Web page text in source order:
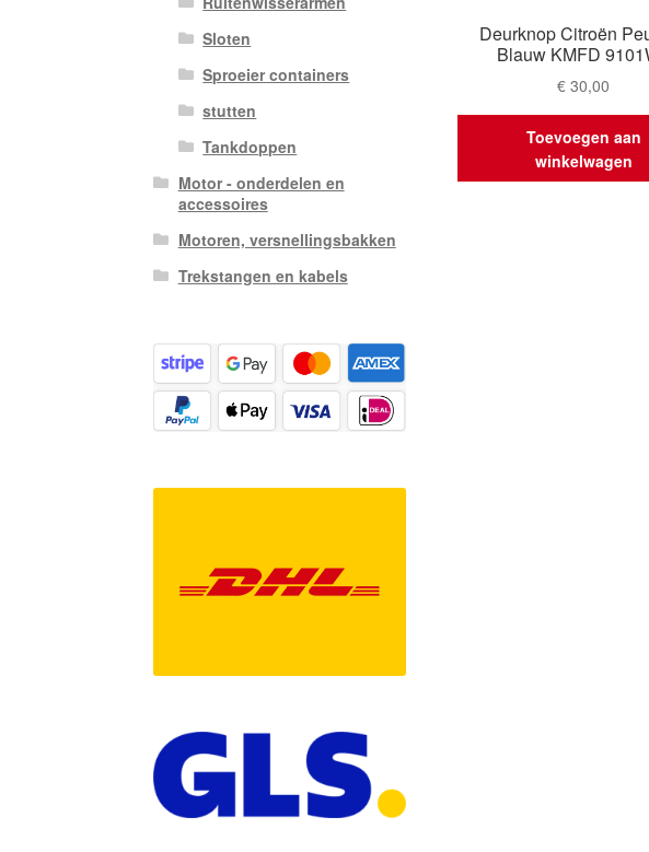
Deurknop Citroën
Blauw KMFD
€ 30,00
Toevoegen aan
winkelwagen
Sloten
Sproeier containers
stutten
Tankdoppen
Motor - onderdelen en
accessoires
Motoren, versnellingsbakken
Trekstangen en kabels